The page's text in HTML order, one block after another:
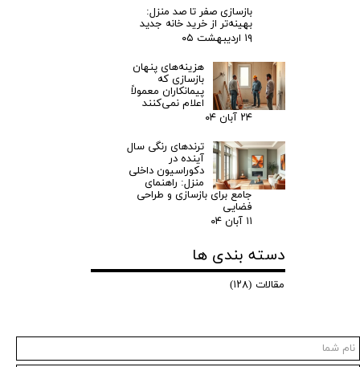
بازسازی صفر تا صد منزل:
بهینه‌تر از خرید خانه جدید
۱۹ اردیبهشت ۰۵
هزینه‌های پنهان
بازسازی که
پیمانکاران معمولاً
اعلام نمی‌کنند
۲۴ آبان ۰۴
ترندهای رنگی سال
آینده در
دکوراسیون داخلی
منزل: راهنمای
جامع برای بازسازی و طراحی
فضایی
۱۱ آبان ۰۴
دسته بندی ها
مقالات (۱۲۸)